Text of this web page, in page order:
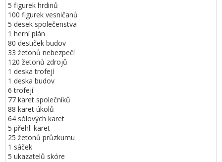
5 figurek hrdinů
100 figurek vesničanů
5 desek společenstva
1 herní plán
80 destiček budov
33 žetonů nebezpečí
120 žetonů zdrojů
1 deska trofejí
1 deska budov
6 trofejí
77 karet společníků
88 karet úkolů
64 sólových karet
5 přehl. karet
25 žetonů průzkumu
1 sáček
5 ukazatelů skóre